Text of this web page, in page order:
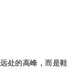
处的高峰，而是鞋